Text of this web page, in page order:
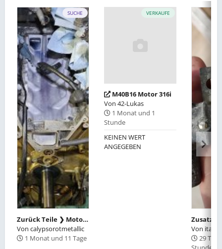
SUCHE
Zurück Teile ❯ Motor, Getriebe, Diff SUCHE M62B44TU Zylinderkopf 5-8 / Fahrerseite vom E39
Von calypsorotmetallic
1 Monat und 11 Tage
VERKAUFE
M40B16 Motor 316i
Von 42-Lukas
1 Monat und 1
Stunde
KEINEN WERT
ANGEGEBEN
Von
29